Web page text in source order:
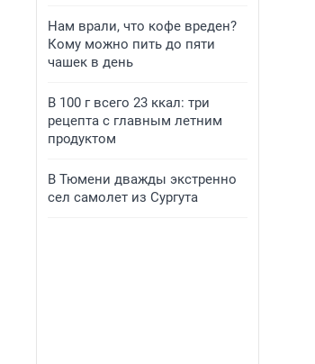
Нам врали, что кофе вреден?
Кому можно пить до пяти
чашек в день
В 100 г всего 23 ккал: три
рецепта с главным летним
продуктом
В Тюмени дважды экстренно
сел самолет из Сургута